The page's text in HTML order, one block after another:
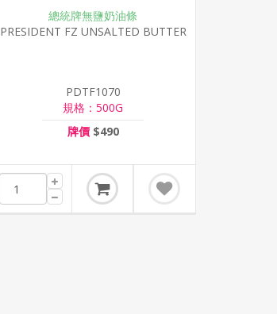
總統牌無鹽奶油條
PRESIDENT FZ UNSALTED BUTTER
PDTF1070
規格：500G
牌價$490